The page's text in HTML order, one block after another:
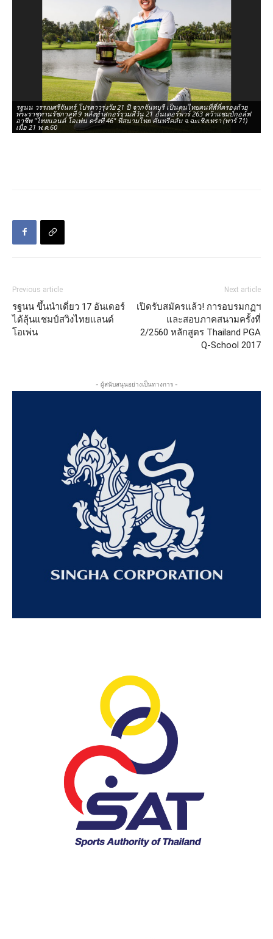
รฐนน วรรณศรีจันทร์ โปรดาวรุ่งวัย 21 ปี จากจันทบุรี เป็นคนไทยคนที่สี่ที่ครองถ้วย
พระราชทานรัชกาลที่ 9 หลังทำสกอร์รวมสี่วัน 21 อันเดอร์พาร์ 263 คว้าแชมป์กอล์ฟ
อาชีพ "ไทยแลนด์ โอเพ่น ครั้งที่ 46" ที่สนามไทย คันทรีคลับ จ.ฉะเชิงเทรา (พาร์ 71)
เมื่อ 21 พ.ค.60
Previous article
รฐนน ขึ้นนำเดี่ยว 17 อันเดอร์
ได้ลุ้นแชมป์สวิงไทยแลนด์
โอเพ่น
Next article
เปิดรับสมัครแล้ว! การอบรมกฏฯ
และสอบภาคสนามครั้งที่
2/2560 หลักสูตร Thailand PGA
Q-School 2017
- ผู้สนับสนุนอย่างเป็นทางการ -